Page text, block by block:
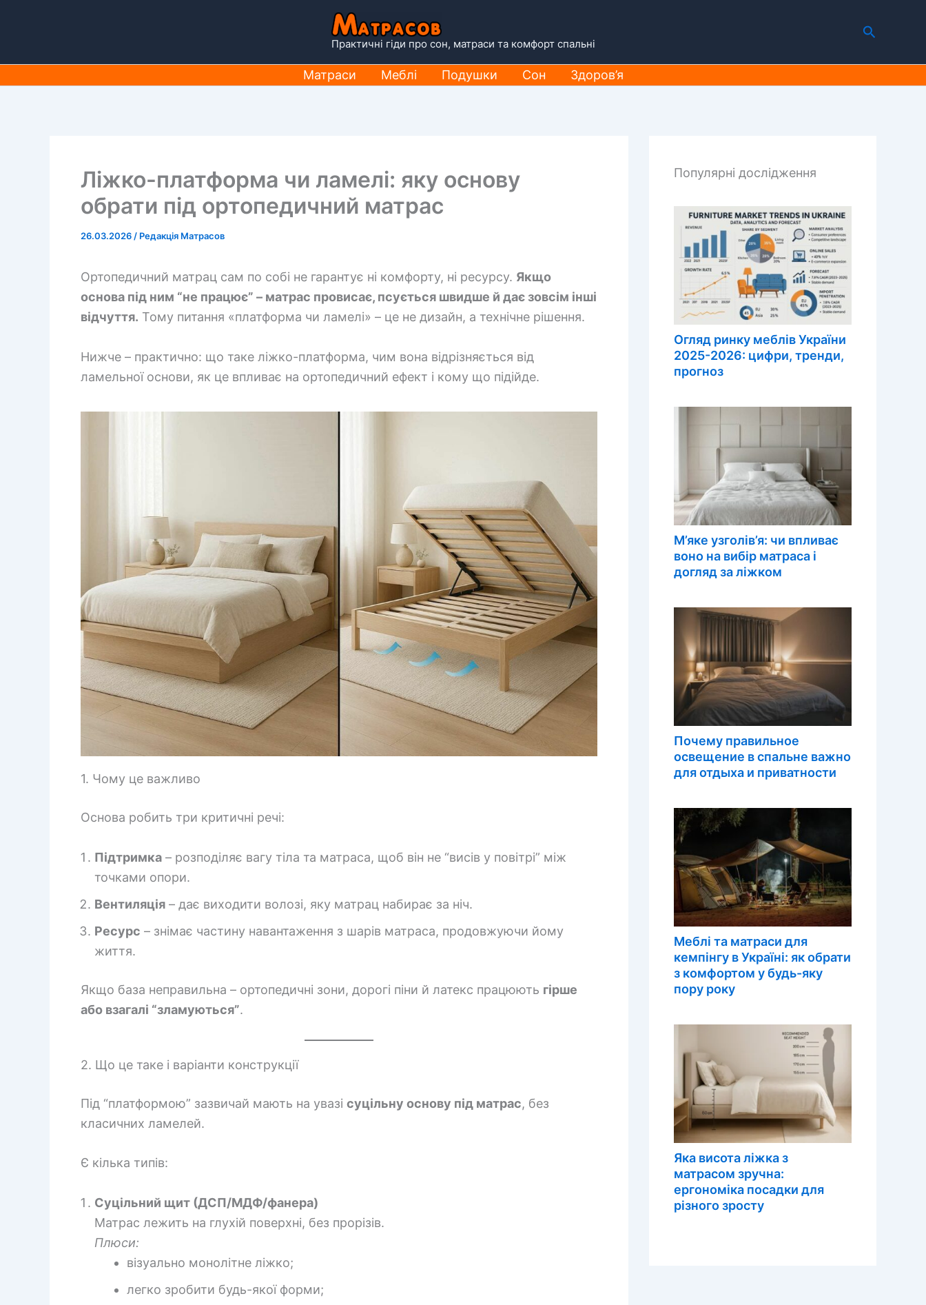
Практичні гіди про сон, матраси та комфорт спальні
Пошук
Матраси Меблі Подушки Сон Здоров’я
Ліжко-платформа чи ламелі: яку основу
обрати під ортопедичний матрас
26.03.2026 / Редакція Матрасов
Ортопедичний матрац сам по собі не гарантує ні комфорту, ні ресурсу. Якщо
основа під ним “не працює” – матрас провисає, псується швидше й дає зовсім інші
відчуття. Тому питання «платформа чи ламелі» – це не дизайн, а технічне рішення.
Нижче – практично: що таке ліжко-платформа, чим вона відрізняється від
ламельної основи, як це впливає на ортопедичний ефект і кому що підійде.
1. Чому це важливо
Основа робить три критичні речі:
Підтримка – розподіляє вагу тіла та матраса, щоб він не “висів у повітрі” між
точками опори.
Вентиляція – дає виходити волозі, яку матрац набирає за ніч.
Ресурс – знімає частину навантаження з шарів матраса, продовжуючи йому
життя.
Якщо база неправильна – ортопедичні зони, дорогі піни й латекс працюють гірше
або взагалі “зламуються”.
2. Що це таке і варіанти конструкції
Під “платформою” зазвичай мають на увазі суцільну основу під матрас, без
класичних ламелей.
Є кілька типів:
Суцільний щит (ДСП/МДФ/фанера)
Матрас лежить на глухій поверхні, без прорізів.
Плюси:
візуально монолітне ліжко;
легко зробити будь-якої форми;
Популярні дослідження
Огляд ринку меблів України
2025-2026: цифри, тренди,
прогноз
М’яке узголів’я: чи впливає
воно на вибір матраса і
догляд за ліжком
Почему правильное
освещение в спальне важно
для отдыха и приватности
Меблі та матраси для
кемпінгу в Україні: як обрати
з комфортом у будь-яку
пору року
Яка висота ліжка з
матрасом зручна:
ергономіка посадки для
різного зросту